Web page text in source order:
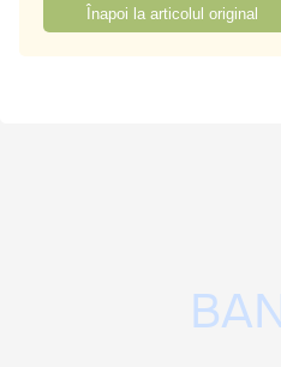
Înapoi la articolul original